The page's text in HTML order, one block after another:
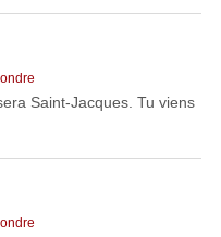
Saint-Jacques. Tu viens